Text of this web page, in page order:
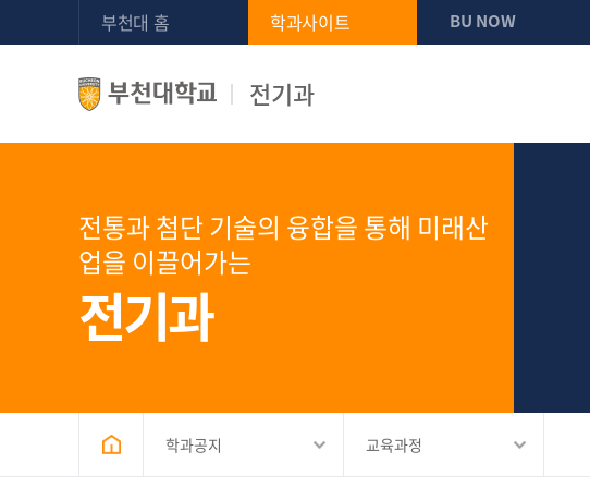
부천대 홈 학과사이트 BU NOW
전기과
전통과 첨단 기술의 융합을 통해 미래산
업을 이끌어가는
전기과
학과공지 교육과정